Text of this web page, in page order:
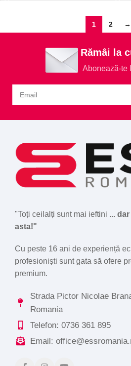
1 2 →
Rămâi la
Abonează-te
"Toți ceilalți sunt mai ieftini ...
asta!"
Cu peste 16 ani de experiență
profesioniști sunt gata să ofere
premium.
Strada Pictor Nicolae
Romania
Telefon: 0736 361 895
Email: